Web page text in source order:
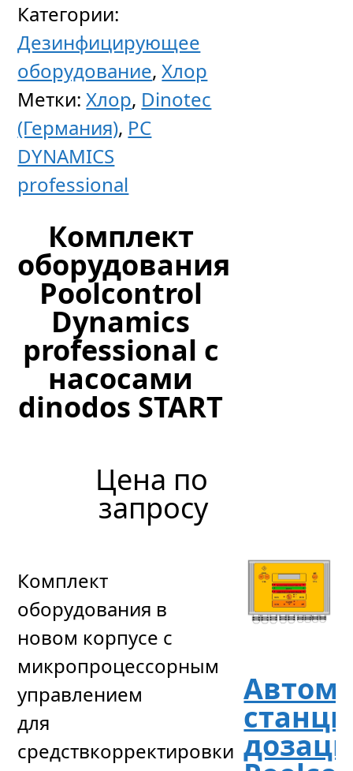
Категории:
Дезинфицирующее
оборудование,Хлор
Метки:Хлор, Dinotec
(Германия), PC
DYNAMICS
professional
Комплект
оборудования
Poolcontrol
Dynamics
professional с
насосами
dinodos START
Цена по
запросу
Комплект
оборудования в
новом корпусе с
микропроцессорным
управлением
для
средствкорректировки